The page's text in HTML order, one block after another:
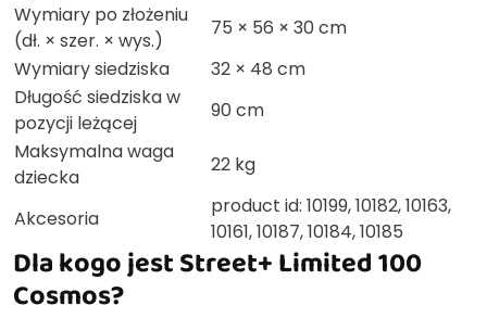
Wymiary po złożeniu
(dł. × szer. × wys.)
75 × 56 × 30 cm
Wymiary siedziska
32 × 48 cm
Długość siedziska w
pozycji leżącej
90 cm
Maksymalna waga
dziecka
22 kg
Akcesoria
product id: 10199, 10182, 10163,
10161, 10187, 10184, 10185
Dla kogo jest Street+ Limited 100
Cosmos?